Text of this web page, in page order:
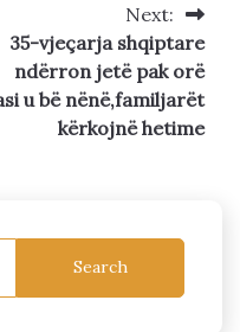
Next:
35-vjeçarja shqiptare
ndërron jetë pak orë
u bë nënë,familjarët
kërkojnë hetime
Search